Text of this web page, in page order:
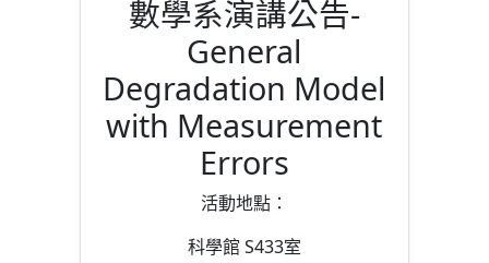
數學系演講公告-
General
Degradation Model
with Measurement
Errors
活動地點：
科學館 S433室